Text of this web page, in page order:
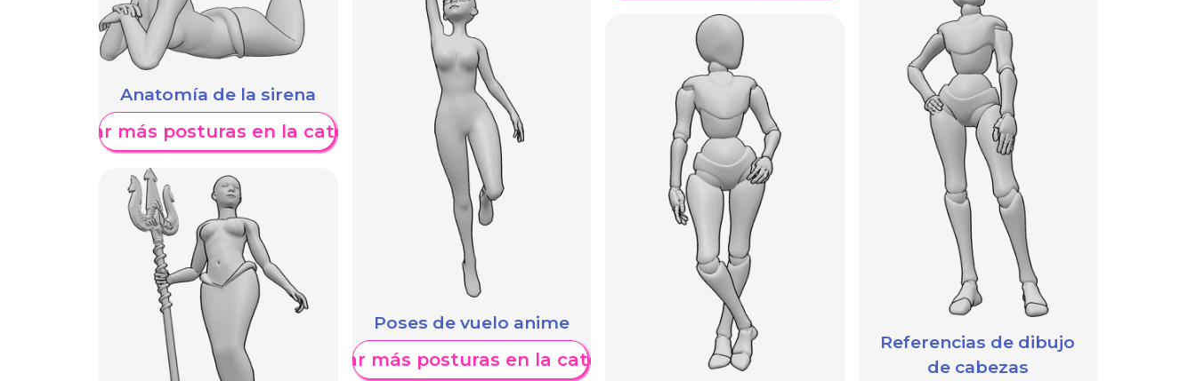
Anatomía de la sirena
Mostrar más posturas en la categoría
Poses de vuelo anime
Mostrar más posturas en la categoría
Referencias de dibujo
de cabezas